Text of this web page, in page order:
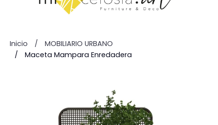
Inicio /
MOBILIARIO URBANO
/
Maceta Mampara Enredadera